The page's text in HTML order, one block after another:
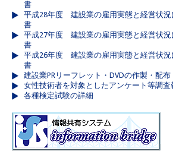
書
平成28年度 建設業の雇用実態と経営状況
書
平成27年度 建設業の雇用実態と経営状況
書
平成26年度 建設業の雇用実態と経営状況
書
建設業PRリーフレット・DVDの作製・配布
女性技術者を対象としたアンケート等調査
各種検定試験の詳細